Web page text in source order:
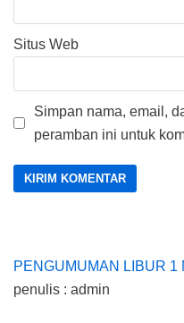
Situs Web
Simpan nama, email,
peramban ini untuk
PENGUMUMAN LIBUR 1
penulis : admin